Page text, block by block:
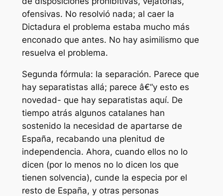
ofensivas. No resolvió nada; al caer la
Dictadura el problema estaba mucho más
enconado que antes. No hay asimilismo que
resuelva el problema.
Segunda fórmula: la separación. Parece que
hay separatistas allá; parece â€“y esto es
novedad- que hay separatistas aquí. De
tiempo atrás algunos catalanes han
sostenido la necesidad de apartarse de
España, recabando una plenitud de
independencia. Ahora, cuando ellos no lo
dicen (por lo menos no lo dicen los que
tienen solvencia), cunde la especia por el
resto de España, y otras personas